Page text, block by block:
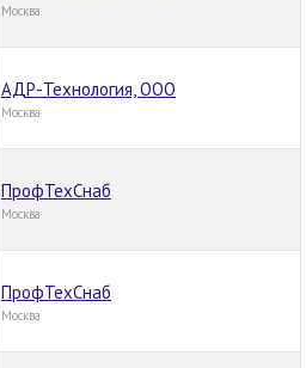
Москва
АДР-Технология, ООО
Москва
ПрофТехСнаб
Москва
ПрофТехСнаб
Москва